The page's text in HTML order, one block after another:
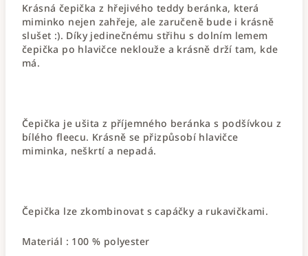
Krásná čepička z hřejivého teddy beránka, která
miminko nejen zahřeje, ale zaručeně bude i krásně
slušet :). Díky jedinečnému střihu s dolním lemem
čepička po hlavičce neklouže a krásně drží tam, kde
má.
Čepička je ušita z příjemného beránka s podšívkou z
bílého fleecu. Krásně se přizpůsobí hlavičce
miminka, neškrtí a nepadá.
Čepička lze zkombinovat s capáčky a rukavičkami.
Materiál : 100 % polyester